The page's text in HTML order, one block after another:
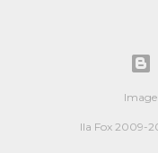
Ila Fox 2009-